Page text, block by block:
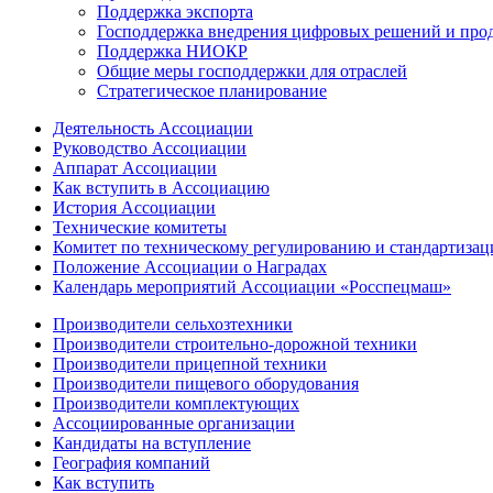
Поддержка экспорта
Господдержка внедрения цифровых решений и
Поддержка НИОКР
Общие меры господдержки для отраслей
Стратегическое планирование
Деятельность Ассоциации
Руководство Ассоциации
Аппарат Ассоциации
Как вступить в Ассоциацию
История Ассоциации
Технические комитеты
Комитет по техническому регулированию и
Положение Ассоциации о Наградах
Календарь мероприятий Ассоциации «Росспецмаш»
Производители сельхозтехники
Производители строительно-дорожной техники
Производители прицепной техники
Производители пищевого оборудования
Производители комплектующих
Ассоциированные организации
Кандидаты на вступление
География компаний
Как вступить